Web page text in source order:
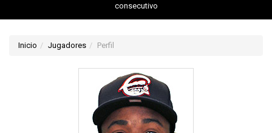
consecutivo
Inicio Jugadores Perfil